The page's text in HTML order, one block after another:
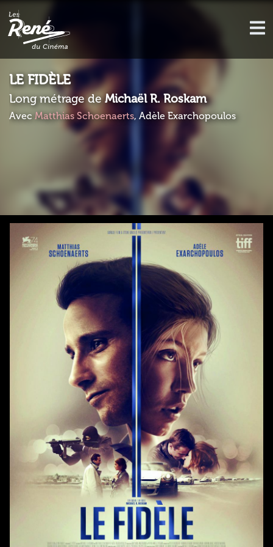
LE FIDÈLE
Long métrage deMichaël R. Roskam
Avec Matthias Schoenaerts, Adèle Exarchopoulos